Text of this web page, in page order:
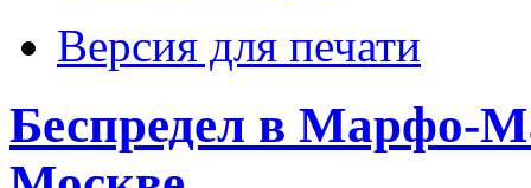
Версия для печати
Беспредел в Марфо-